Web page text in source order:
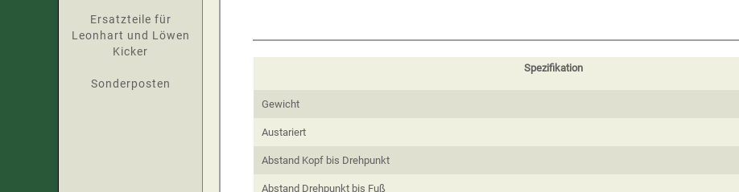
Spezifikation
Gewicht
Austariert
Abstand Kopf bis Drehpunkt
Abstand Drehpunkt bis Fuß
Ersatzteile für
Leonhart und Löwen
Kicker
Sonderposten